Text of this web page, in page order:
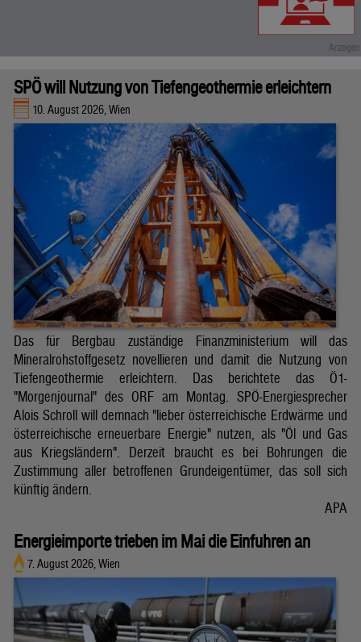
SPÖ will Nutzung von Tiefengeothermie erleichtern
10. August 2026, Wien
Das für Bergbau zuständige Finanzministerium will das
Mineralrohstoffgesetz novellieren und damit die Nutzung von
Tiefengeothermie erleichtern. Das berichtete das Ö1-
"Morgenjournal" des ORF am Montag. SPÖ-Energiesprecher
Alois Schroll will demnach "lieber österreichische Erdwärme und
österreichische erneuerbare Energie" nutzen, als "Öl und Gas
aus Kriegsländern". Derzeit braucht es bei Bohrungen die
Zustimmung aller betroffenen Grundeigentümer, das soll sich
künftig ändern.
APA
Energieimporte trieben im Mai die Einfuhren an
7. August 2026, Wien